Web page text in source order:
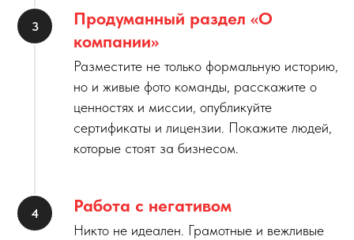
Продуманный раздел «О
компании»
Разместите не только формальную историю,
но и живые фото команды, расскажите о
ценностях и миссии, опубликуйте
сертификаты и лицензии. Покажите людей,
которые стоят за бизнесом.
Работа с негативом
Никто не идеален. Грамотные и вежливые